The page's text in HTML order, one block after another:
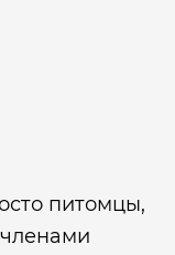
питомцы,